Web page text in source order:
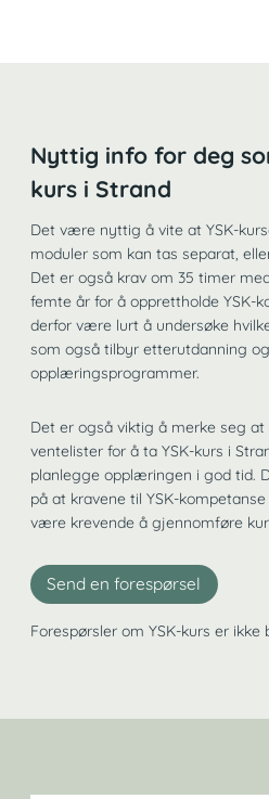
Nyttig info for deg
kurs i Strand
Det være nyttig å vite at YSK-
moduler som kan tas separat,
Det er også krav om 35 timer
femte år for å opprettholde YSK-
derfor være lurt å undersøke
som også tilbyr etterutdanning
opplæringsprogrammer.
Det er også viktig å merke seg
ventelister for å ta YSK-kurs i
planlegge opplæringen i god tid.
på at kravene til YSK-
være krevende å gjennomføre
Send en forespørsel
Forespørsler om YSK-kurs er ikke